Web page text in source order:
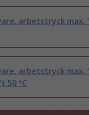
arbetstryck max.
arbetstryck max.
50 °C